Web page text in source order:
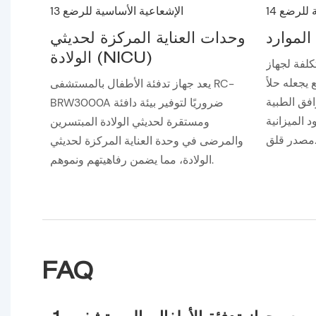
وحدات العناية المركزة لحديثي
الولادة (NICU)
يعد جهاز تدفئة الأطفال بالمستشفى RC-
BRW3000A ضروريًا لتوفير بيئة دافئة
ومستقرة لحديثي الولادة المبتسرين
والمرضى في وحدة العناية المركزة لحديثي
الولادة، مما يضمن رفاهيتهم ونموهم.
لجهاز
يجعله حلاً
الطبية
مصدر قلق.
FAQ